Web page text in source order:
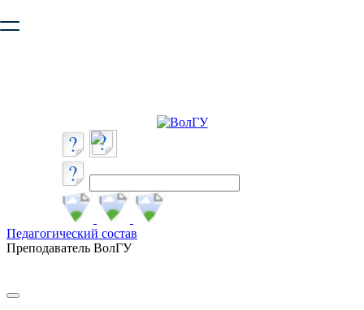
безопасную работу с сайтом. Пожалуйста
Педагогический состав
Преподаватель ВолГУ